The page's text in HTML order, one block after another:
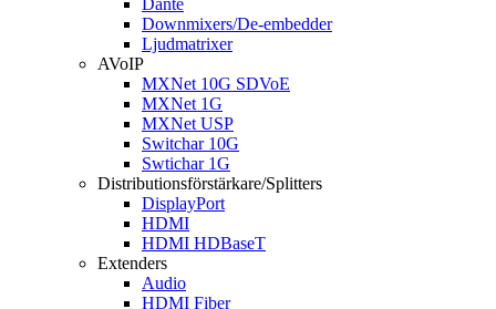
Dante
Downmixers/De-embedder
Ljudmatrixer
AVoIP
MXNet 10G SDVoE
MXNet 1G
MXNet USP
Switchar 10G
Swtichar 1G
Distributionsförstärkare/Splitters
DisplayPort
HDMI
HDMI HDBaseT
Extenders
Audio
HDMI Fiber